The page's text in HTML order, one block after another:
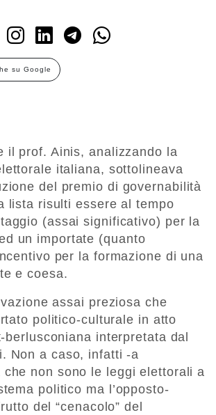
su Google
il prof. Ainis, analizzando la
italiana, sottolineava
del premio di governabilità
lista risulti essere al tempo
(assai significativo) per la
un importate (quanto
per la formazione di una
e coesa.
assai preziosa che
politico-culturale in atto
berlusconiana interpretata dal
Non a caso, infatti -a
che non sono le leggi elettorali a
politico ma l’opposto-
del “cenacolo” del